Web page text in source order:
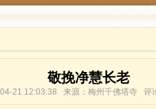
敬挽净慧长老
21 12:03:38 来源：梅州千佛塔寺 评